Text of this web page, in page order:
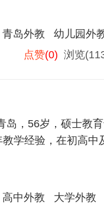
青岛外教
幼儿园外
点赞(0) 浏览
岛，56岁，硕士教
学经验，在初高中
高中外教
大学外教